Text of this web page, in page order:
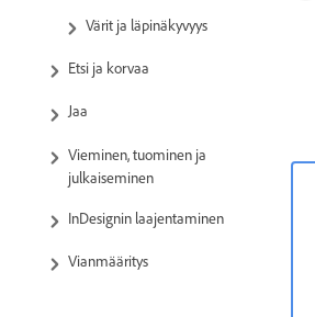
Värit ja läpinäkyvyys
Etsi ja korvaa
Jaa
Vieminen, tuominen ja
julkaiseminen
InDesignin laajentaminen
Vianmääritys